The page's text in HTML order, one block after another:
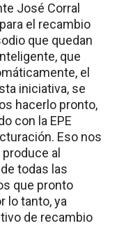
José Corral
el recambio
que quedan
que
el
iniciativa, se
hacerlo pronto,
con la EPE
Eso nos
al
todas las
que pronto
lo tanto, ya
de recambio